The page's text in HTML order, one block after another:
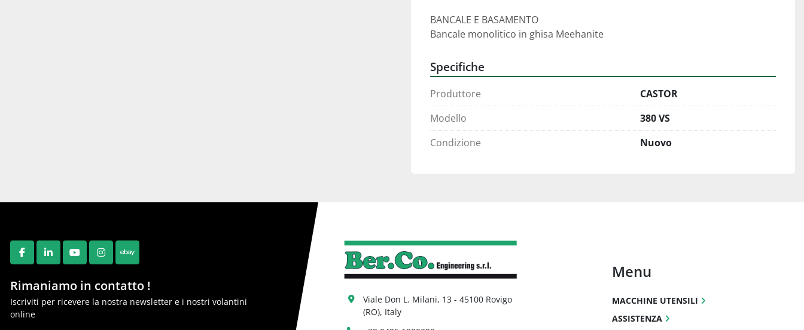
BANCALE E BASAMENTO
Bancale monolitico in ghisa Meehanite
Specifiche
Produttore
CASTOR
Modello
380 VS
Condizione
Nuovo
FACEBOOK
LINKEDINYOUTUBEINSTAGRAM
EBAY
Rimaniamo in contatto !
Iscriviti per ricevere la nostra newsletter e i nostri volantini
online
Viale Don L. Milani, 13 - 45100 Rovigo
(RO), Italy
Menu
MACCHINE UTENSILI
ASSISTENZA